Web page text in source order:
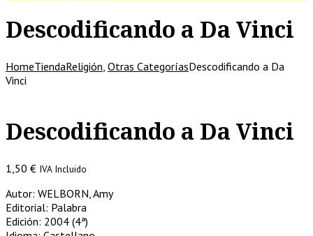
Descodificando a Da Vinci
HomeTiendaReligión Otras CategoríasDescodificando a Da
Vinci
Descodificando a Da Vinci
1,50 € IVA Incluido
Autor: WELBORN, Amy
Editorial: Palabra
Edición: 2004 (4ª)